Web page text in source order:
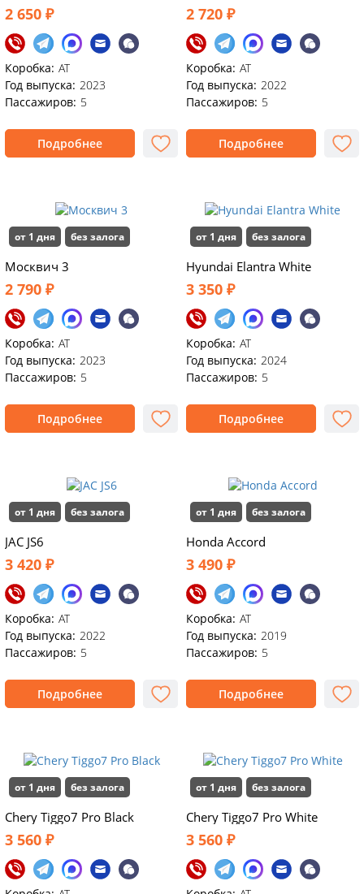
2 650 ₽
Коробка: АТ
Год выпуска: 2023
Пассажиров: 5
Подробнее
2 720 ₽
Коробка: АТ
Год выпуска: 2022
Пассажиров: 5
Подробнее
от 1 дня без залога
Моcквич 3
2 790 ₽
Коробка: АТ
Год выпуска: 2023
Пассажиров: 5
Подробнее
от 1 дня без залога
Hyundai Elantra White
3 350 ₽
Коробка: AT
Год выпуска: 2024
Пассажиров: 5
Подробнее
от 1 дня без залога
JAC JS6
3 420 ₽
Коробка: АТ
Год выпуска: 2022
Пассажиров: 5
Подробнее
от 1 дня без залога
Honda Accord
3 490 ₽
Коробка: АТ
Год выпуска: 2019
Пассажиров: 5
Подробнее
от 1 дня без залога
Chery Tiggo7 Pro Black
3 560 ₽
от 1 дня без залога
Chery Tiggo7 Pro White
3 560 ₽